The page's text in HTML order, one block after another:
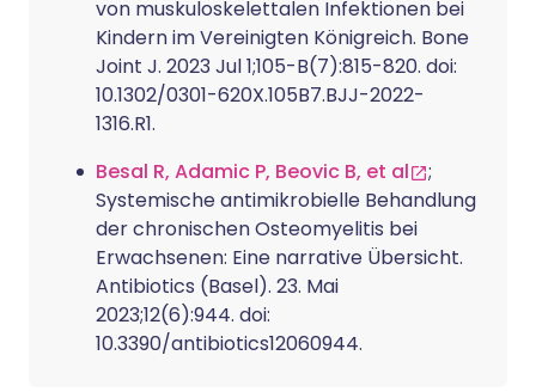
von muskuloskelettalen Infektionen bei
Kindern im Vereinigten Königreich. Bone
Joint J. 2023 Jul 1;105-B(7):815-820. doi:
10.1302/0301-620X.105B7.BJJ-2022-
1316.R1.
Besal R, Adamic P, Beovic B, et al
;
Systemische antimikrobielle Behandlung
der chronischen Osteomyelitis bei
Erwachsenen: Eine narrative Übersicht.
Antibiotics (Basel). 23. Mai
2023;12(6):944. doi:
10.3390/antibiotics12060944.